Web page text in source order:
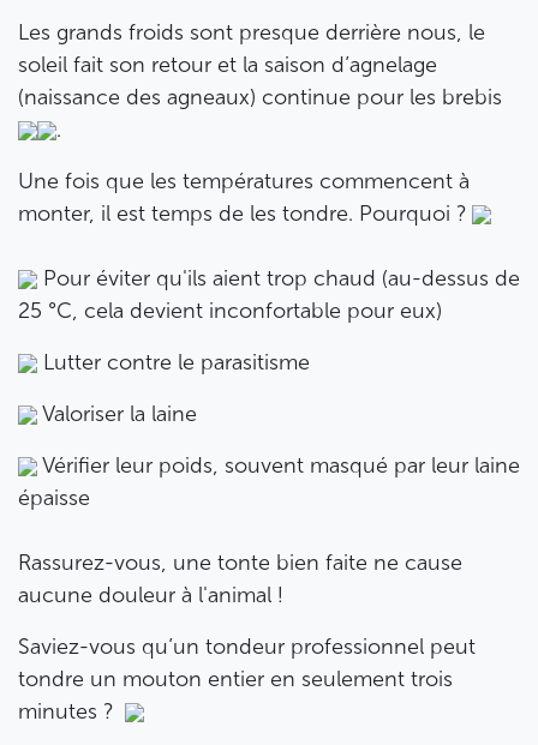
Les grands froids sont presque derrière nous, le
soleil fait son retour et la saison d’agnelage
(naissance des agneaux) continue pour les brebis
.
Une fois que les températures commencent à
monter, il est temps de les tondre. Pourquoi ?
Pour éviter qu'ils aient trop chaud (au-dessus de
25 °C, cela devient inconfortable pour eux)
Lutter contre le parasitisme
Valoriser la laine
Vérifier leur poids, souvent masqué par leur laine
épaisse
Rassurez-vous, une tonte bien faite ne cause
aucune douleur à l'animal !
Saviez-vous qu’un tondeur professionnel peut
tondre un mouton entier en seulement trois
minutes ?